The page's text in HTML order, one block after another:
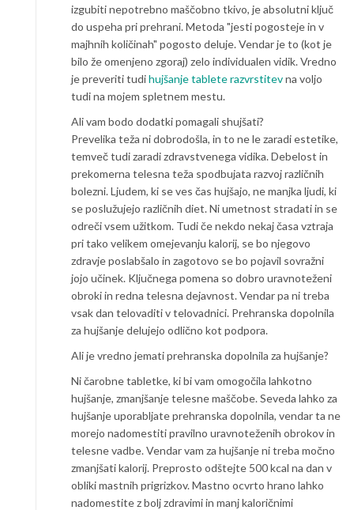
izgubiti nepotrebno maščobno tkivo, je absolutni ključ
do uspeha pri prehrani. Metoda "jesti pogosteje in v
majhnih količinah" pogosto deluje. Vendar je to (kot je
bilo že omenjeno zgoraj) zelo individualen vidik. Vredno
je preveriti tudihujšanje tablete razvrstitevna voljo
tudi na mojem spletnem mestu.
Ali vam bodo dodatki pomagali shujšati?
Prevelika teža ni dobrodošla, in to ne le zaradi estetike,
temveč tudi zaradi zdravstvenega vidika. Debelost in
prekomerna telesna teža spodbujata razvoj različnih
bolezni. Ljudem, ki se ves čas hujšajo, ne manjka ljudi, ki
se poslužujejo različnih diet. Ni umetnost stradati in se
odreči vsem užitkom. Tudi če nekdo nekaj časa vztraja
pri tako velikem omejevanju kalorij, se bo njegovo
zdravje poslabšalo in zagotovo se bo pojavil sovražni
jojo učinek. Ključnega pomena so dobro uravnoteženi
obroki in redna telesna dejavnost. Vendar pa ni treba
vsak dan telovaditi v telovadnici. Prehranska dopolnila
za hujšanje delujejo odlično kot podpora.
Ali je vredno jemati prehranska dopolnila za hujšanje?
Ni čarobne tabletke, ki bi vam omogočila lahkotno
hujšanje, zmanjšanje telesne maščobe. Seveda lahko za
hujšanje uporabljate prehranska dopolnila, vendar ta ne
morejo nadomestiti pravilno uravnoteženih obrokov in
telesne vadbe. Vendar vam za hujšanje ni treba močno
zmanjšati kalorij. Preprosto odštejte 500 kcal na dan v
obliki mastnih prigrizkov. Mastno ocvrto hrano lahko
nadomestite z bolj zdravimi in manj kaloričnimi